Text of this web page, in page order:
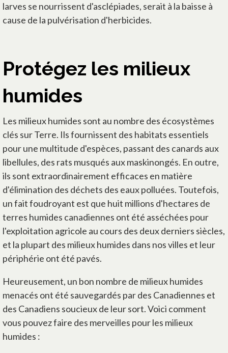
larves se nourrissent d'asclépiades, serait à la baisse à
cause de la pulvérisation d'herbicides.
Protégez les milieux
humides
Les milieux humides sont au nombre des écosystèmes
clés sur Terre. Ils fournissent des habitats essentiels
pour une multitude d'espèces, passant des canards aux
libellules, des rats musqués aux maskinongés. En outre,
ils sont extraordinairement efficaces en matière
d'élimination des déchets des eaux polluées. Toutefois,
un fait foudroyant est que huit millions d'hectares de
terres humides canadiennes ont été asséchées pour
l'exploitation agricole au cours des deux derniers siècles,
et la plupart des milieux humides dans nos villes et leur
périphérie ont été pavés.
Heureusement, un bon nombre de milieux humides
menacés ont été sauvegardés par des Canadiennes et
des Canadiens soucieux de leur sort. Voici comment
vous pouvez faire des merveilles pour les milieux
humides :